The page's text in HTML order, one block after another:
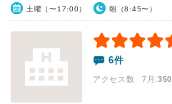
土曜（〜17:00） 朝（8:45〜）
6件
アクセス数 7月:350